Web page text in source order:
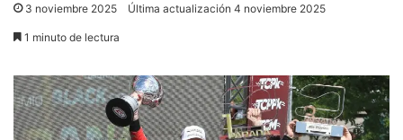
3 noviembre 2025 Última actualización 4 noviembre 2025
1 minuto de lectura